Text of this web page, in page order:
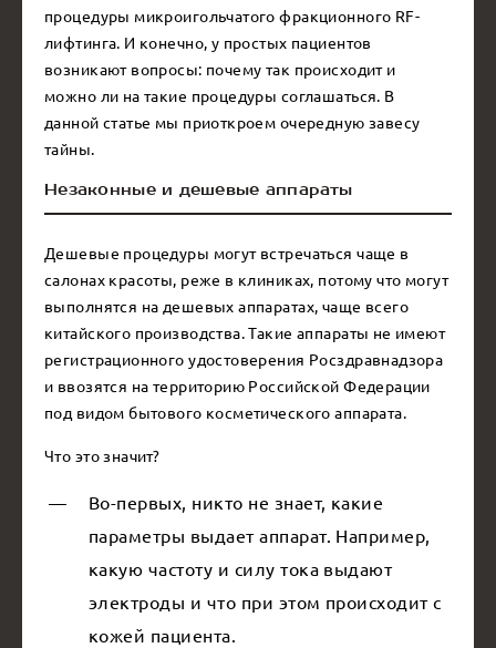
процедуры микроигольчатого фракционного RF-
лифтинга. И конечно, у простых пациентов
возникают вопросы: почему так происходит и
можно ли на такие процедуры соглашаться. В
данной статье мы приоткроем очередную завесу
тайны.
Незаконные и дешевые аппараты
Дешевые процедуры могут встречаться чаще в
салонах красоты, реже в клиниках, потому что могут
выполнятся на дешевых аппаратах, чаще всего
китайского производства. Такие аппараты не имеют
регистрационного удостоверения Росздравнадзора
и ввозятся на территорию Российской Федерации
под видом бытового косметического аппарата.
Что это значит?
Во-первых, никто не знает, какие
параметры выдает аппарат. Например,
какую частоту и силу тока выдают
электроды и что при этом происходит с
кожей пациента.